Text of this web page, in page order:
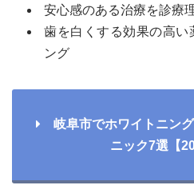
安心感のある治療を診療
歯を白くする効果の高い
ング
岐阜市でホワイトニン
ニック7選【